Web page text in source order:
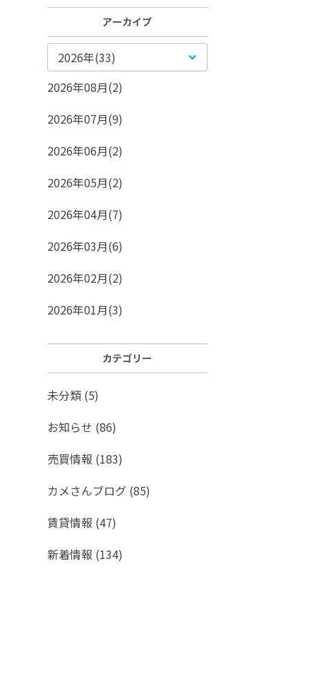
2026年(33)
2026年08月(2)
2026年07月(9)
2026年06月(2)
2026年05月(2)
2026年04月(7)
2026年03月(6)
2026年02月(2)
2026年01月(3)
未分類 (5)
お知らせ (86)
売買情報 (183)
カメさんブログ (85)
賃貸情報 (47)
新着情報 (134)